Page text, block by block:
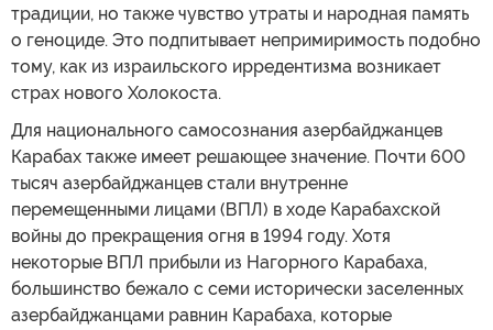
традиции, но также чувство утраты и народная память
о геноциде. Это подпитывает непримиримость подобно
тому, как из израильского ирредентизма возникает
страх нового Холокоста.
Для национального самосознания азербайджанцев
Карабах также имеет решающее значение. Почти 600
тысяч азербайджанцев стали внутренне
перемещенными лицами (ВПЛ) в ходе Карабахской
войны до прекращения огня в 1994 году. Хотя
некоторые ВПЛ прибыли из Нагорного Карабаха,
большинство бежало с семи исторически заселенных
азербайджанцами равнин Карабаха, которые